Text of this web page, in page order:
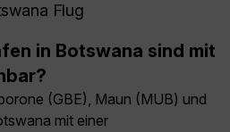
Flug
in Botswana sind mit
(GBE), Maun (MUB) und
mit einer